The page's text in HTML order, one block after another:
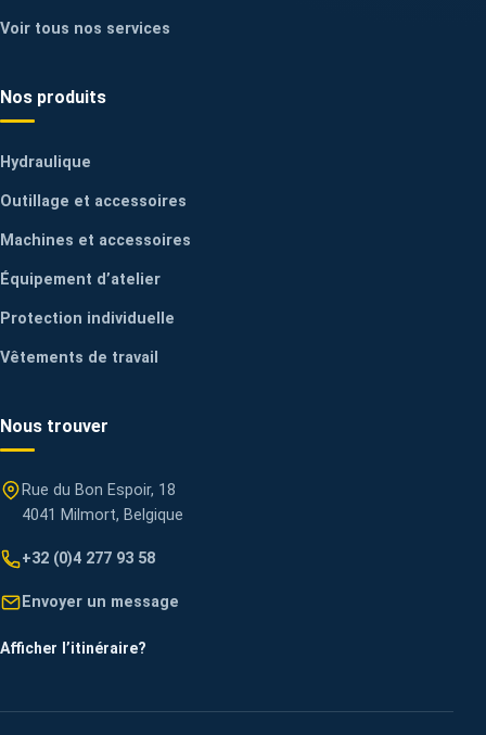
Voir tous nos services
Nos produits
Hydraulique
Outillage et accessoires
Machines et accessoires
Équipement d’atelier
Protection individuelle
Vêtements de travail
Nous trouver
Rue du Bon Espoir, 18
4041 Milmort, Belgique
+32 (0)4 277 93 58
Envoyer un message
Afficher l’itinéraire?